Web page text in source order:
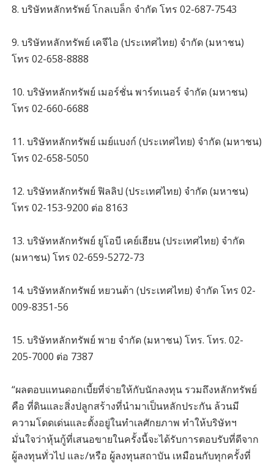
8. บริษัทหลักทรัพย์ โกลเบล็ก จํากัด โทร 02-687-7543
9. บริษัทหลักทรัพย์ เคจีไอ (ประเทศไทย) จำกัด (มหาชน)
โทร 02-658-8888
10. บริษัทหลักทรัพย์ เมอร์ชั่น พาร์ทเนอร์ จำกัด (มหาชน)
โทร 02-660-6688
11. บริษัทหลักทรัพย์ เมย์แบงก์ (ประเทศไทย) จำกัด (มหาชน)
โทร 02-658-5050
12. บริษัทหลักทรัพย์ ฟิลลิป (ประเทศไทย) จำกัด (มหาชน)
โทร 02-153-9200 ต่อ 8163
13. บริษัทหลักทรัพย์ ยูโอบี เคย์เฮียน (ประเทศไทย) จำกัด
(มหาชน) โทร 02-659-5272-73
14. บริษัทหลักทรัพย์ หยวนต้า (ประเทศไทย) จำกัด โทร 02-
009-8351-56
15. บริษัทหลักทรัพย์ พาย จำกัด (มหาชน) โทร. โทร. 02-
205-7000 ต่อ 7387
“ผลตอบแทนดอกเบี้ยที่จ่ายให้กับนักลงทุน รวมถึงหลักทรัพย์
คือ ที่ดินและสิ่งปลูกสร้างที่นำมาเป็นหลักประกัน ล้วนมี
ความโดดเด่นและตั้งอยู่ในทำเลศักยภาพ ทำให้บริษัทฯ
มั่นใจว่าหุ้นกู้ที่เสนอขายในครั้งนี้จะได้รับการตอบรับที่ดีจาก
ผู้ลงทุนทั่วไป และ/หรือ ผู้ลงทุนสถาบัน เหมือนกับทุกครั้งที่